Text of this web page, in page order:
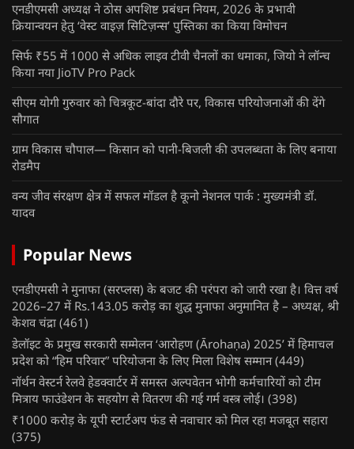
एनडीएमसी अध्यक्ष ने ठोस अपशिष्ट प्रबंधन नियम, 2026 के प्रभावी
क्रियान्वयन हेतु ‘वेस्ट वाइज़ सिटिज़न्स’ पुस्तिका का किया विमोचन
सिर्फ ₹55 में 1000 से अधिक लाइव टीवी चैनलों का धमाका, जियो ने लॉन्च
किया नया JioTV Pro Pack
सीएम योगी गुरुवार को चित्रकूट-बांदा दौरे पर, विकास परियोजनाओं की देंगे
सौगात
ग्राम विकास चौपाल— किसान को पानी-बिजली की उपलब्धता के लिए बनाया
रोडमैप
वन्य जीव संरक्षण क्षेत्र में सफल मॉडल है कूनो नेशनल पार्क : मुख्यमंत्री डॉ.
यादव
Popular News
एनडीएमसी ने मुनाफा (सरप्लस) के बजट की परंपरा को जारी रखा है। वित्त वर्ष
2026–27 में Rs.143.05 करोड़ का शुद्ध मुनाफा अनुमानित है – अध्यक्ष, श्री
केशव चंद्रा (461)
डेलॉइट के प्रमुख सरकारी सम्मेलन ‘आरोहण (Ārohaṇa) 2025’ में हिमाचल
प्रदेश को “हिम परिवार” परियोजना के लिए मिला विशेष सम्मान (449)
नॉर्थन वेस्टर्न रेलवे हेडक्वार्टर में समस्त अल्पवेतन भोगी कर्मचारियों को टीम
मित्राय फाउंडेशन के सहयोग से वितरण की गई गर्म वस्त्र लोई। (398)
₹1000 करोड़ के यूपी स्टार्टअप फंड से नवाचार को मिल रहा मजबूत सहारा
(375)